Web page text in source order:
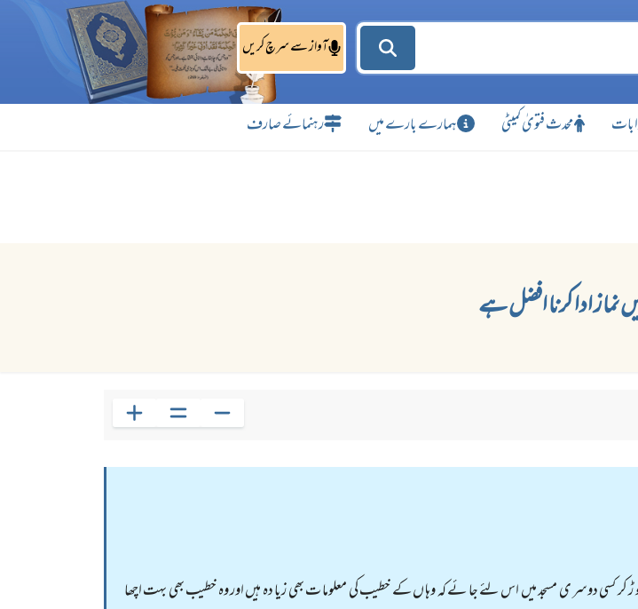
آواز سے سرچ کریں
محدث فتویٰ کمیٹی ہمارے بارے میں رہنمائے صارف
نماز ادا کرنا افضل ہے
ڑ کر کسی دوسر ی مسجد میں اس لئے جا ئے کہ وہا ں کے خطیب کی معلوما ت بھی زیا دہ ہیں اور وہ خطیب بھی بہت اچھا